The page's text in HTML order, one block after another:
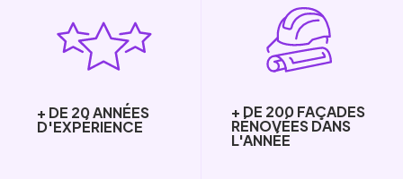
+ DE 20 ANNÉES
D'EXPÉRIENCE
+ DE 200 FAÇADES
RÉNOVÉES DANS
L'ANNÉE